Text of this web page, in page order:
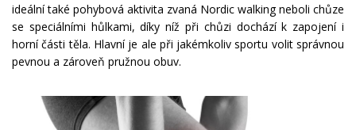
ideální také pohybová aktivita zvaná Nordic walking neboli chůze
se speciálními hůlkami, díky níž při chůzi dochází k zapojení i
horní části těla. Hlavní je ale při jakémkoliv sportu volit správnou
pevnou a zároveň pružnou obuv.